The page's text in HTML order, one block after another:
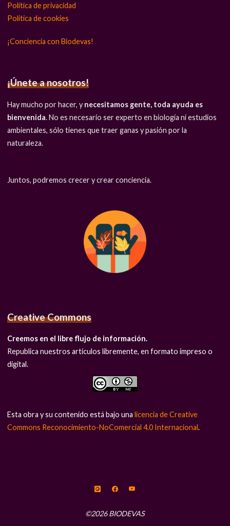
Política de privacidad
Política de cookies
¡Conciencia con Biodevas!
¡Únete a nosotros!
Hay mucho por hacer, y necesitamos gente, toda ayuda es
bienvenida. No es necesario ser experto en biología ni estudios
ambientales, sólo tienes que traer ganas y pasión por la
naturaleza.
Juntos, podremos crecer y crear conciencia.
Creative Commons
Creemos en el libre flujo de información.
Republica nuestros artículos libremente, en formato impreso o
digital.
Esta obra y su contenido está bajo unalicencia de Creative
Commons Reconocimiento-NoComercial 4.0 Internacional.
©2026 BIODEVAS